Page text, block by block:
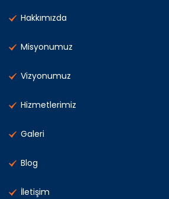
Hakkımızda
Misyonumuz
Vizyonumuz
Hizmetlerimiz
Galeri
Blog
İletişim